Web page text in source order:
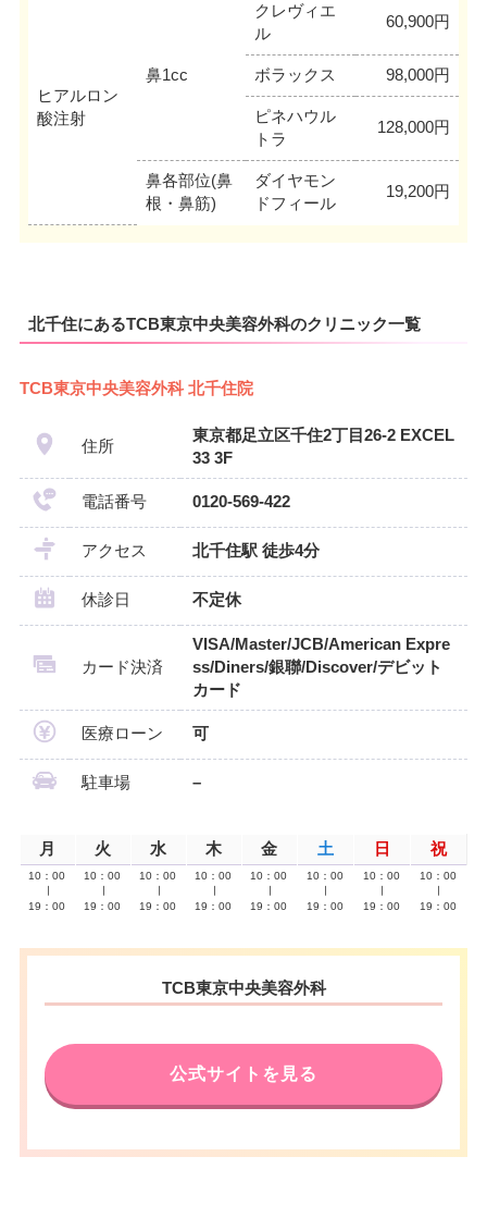
ヒアルロン
酸注射
鼻1cc
クレヴィエ
ル
60,900円
ボラックス 98,000円
ピネハウル
トラ
128,000円
鼻各部位(鼻
根・鼻筋)
ダイヤモン
ドフィール
19,200円
北千住にあるTCB東京中央美容外科のクリニック一覧
TCB東京中央美容外科 北千住院
住所
東京都足立区千住2丁目26-2 EXCEL
33 3F
電話番号 0120-569-422
アクセス 北千住駅 徒歩4分
休診日 不定休
カード決済
VISA/Master/JCB/American Expre
ss/Diners/銀聯/Discover/デビット
カード
医療ローン 可
駐車場 –
月 火 水 木 金 土 日 祝
10：00
19：00
10：00
19：00
10：00
19：00
10：00
19：00
10：00
19：00
10：00
19：00
10：00
19：00
10：00
19：00
TCB東京中央美容外科
公式サイトを見る